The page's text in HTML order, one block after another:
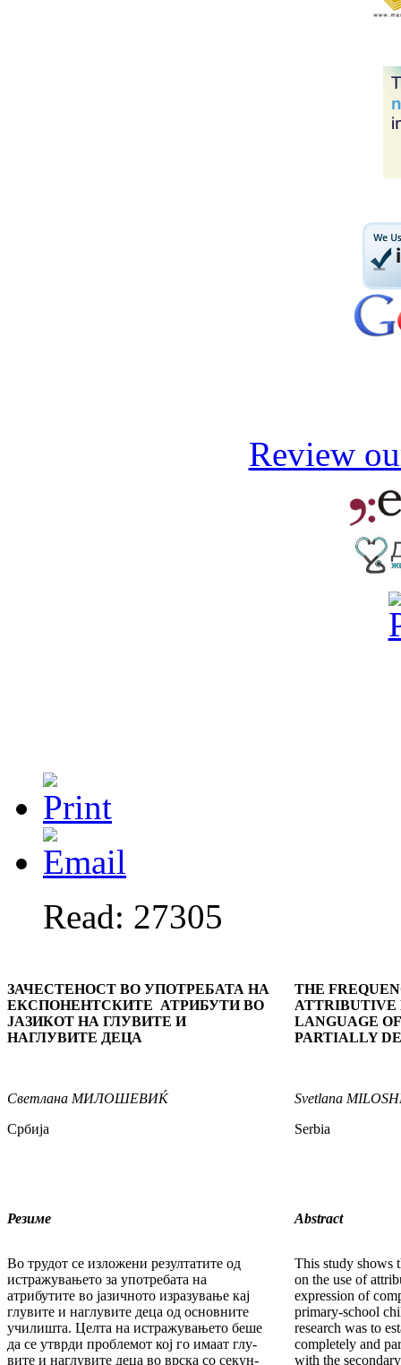
Review
Read: 27305
ЗАЧЕСТЕНОСТ ВО УПОТРЕБАТА НА
ЕКСПОНЕНТСКИТЕ АТРИБУТИ ВО
ЈАЗИКОТ НА ГЛУВИТЕ И
НАГЛУВИТЕ ДЕЦА
Светлана МИЛОШЕВИЌ
Србија
THE
ATTRIBUTIVE
LANGUAGE
PARTIALLY
Svetlana
Serbia
Резиме Abstract
Во трудот се изложени резултатите од
истра­жу­вањето за употребата на
атрибутите во јазич­ното изразување кај
глувите и наглувите деца од основните
училишта. Целта на истражува­ње­то беше
да се утврди проблемот кој го имаат глу­
вите и наглувите деца во врска со секун­
This study shows
on the use of
expression of
primary-school
research was to
completely and
with the